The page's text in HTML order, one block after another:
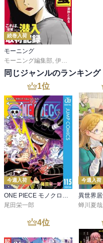
続巻入荷
モーニング
モーニング編集部, 伊咲智太
同じジャンルのランキング
1位
今週入荷
尾田栄一郎
今週入荷
蝉川夏哉
4位